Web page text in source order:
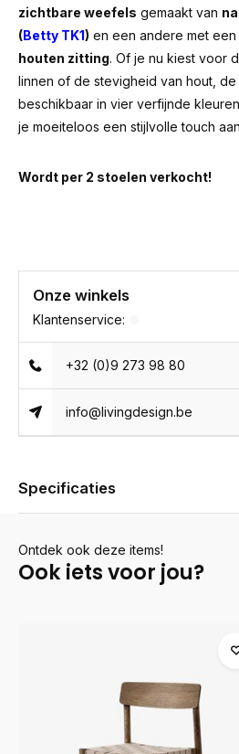
zichtbare weefels gemaakt van
(Betty TK1) en een andere met een
houten zitting. Of je nu kiest voor
linnen of de stevigheid van hout, de
beschikbaar in vier verfijnde
je moeiteloos een stijlvolle touch
Wordt per 2 stoelen verkocht!
Onze winkels
Klantenservice:
+32 (0)9 273 98 80
info@livingdesign.be
Specificaties
Ontdek ook deze items!
Ook iets voor jou?